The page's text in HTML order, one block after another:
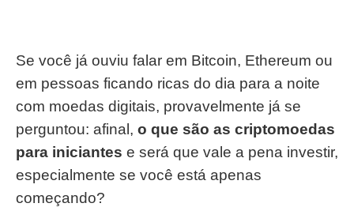
Se você já ouviu falar em Bitcoin, Ethereum ou
em pessoas ficando ricas do dia para a noite
com moedas digitais, provavelmente já se
perguntou: afinal, o que são as criptomoedas
para iniciantes e será que vale a pena investir,
especialmente se você está apenas
começando?